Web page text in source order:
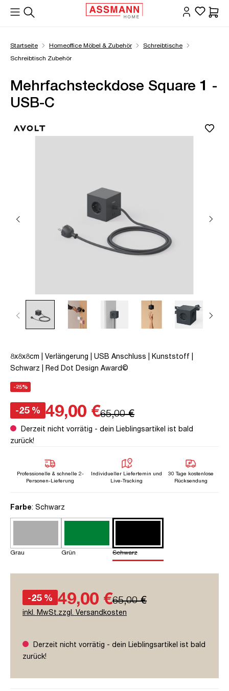
springen
Startseite Homeoffice Möbel & Zubehör
Schreibtische
Schreibtisch Zubehör
Mehrfachsteckdose Square 1 -
USB-C
8x8x8cm | Verlängerung | USB Anschluss | Kunststoff |
Schwarz | Red Dot Design Award©
-25%
-25 % 49,00 €65,00 €
Derzeit nicht vorrätig - dein Lieblingsartikel ist bald
zurück!
Professionelle & schnelle 2-
Personen-Lieferung
Individueller Liefertemin und
Live-Tracking
30 Tage kostenlose
Rücksendung
Farbeauswählen
: Schwarz
Grau Grün Schwarz
-25 % 49,00 €65,00 €
inkl. MwSt.zzgl. Versandkosten
Derzeit nicht vorrätig - dein Lieblingsartikel ist bald
zurück!